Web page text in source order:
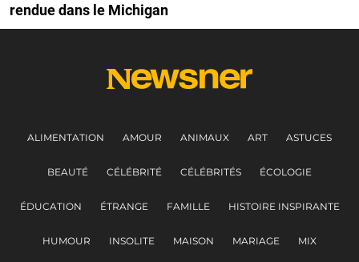
rendue dans le Michigan
ALIMENTATION AMOUR ANIMAUX ART ASTUCES
BEAUTÉ CÉLÉBRITÉ CÉLÉBRITÉS ÉCOLOGIE
ÉDUCATION ÉTRANGE FAMILLE HISTOIRE INSPIRANTE
HUMOUR INSOLITE MAISON MARIAGE MIX